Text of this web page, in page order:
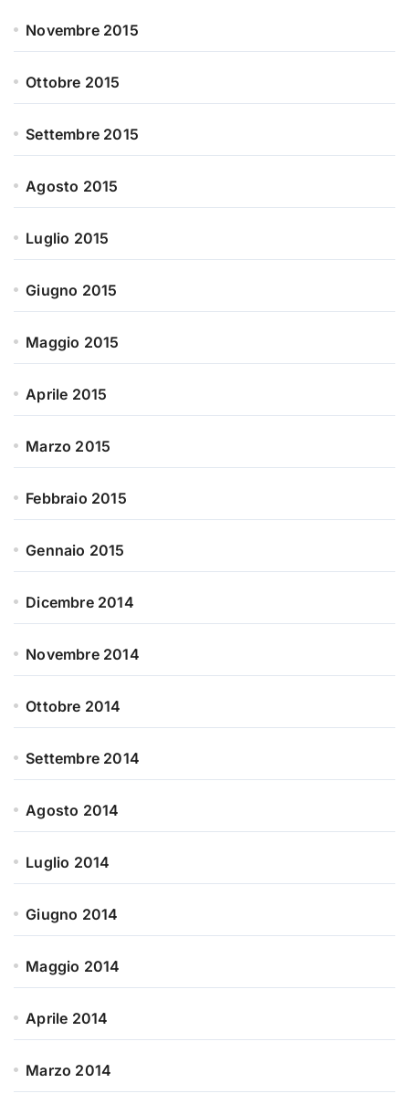
Novembre 2015
Ottobre 2015
Settembre 2015
Agosto 2015
Luglio 2015
Giugno 2015
Maggio 2015
Aprile 2015
Marzo 2015
Febbraio 2015
Gennaio 2015
Dicembre 2014
Novembre 2014
Ottobre 2014
Settembre 2014
Agosto 2014
Luglio 2014
Giugno 2014
Maggio 2014
Aprile 2014
Marzo 2014